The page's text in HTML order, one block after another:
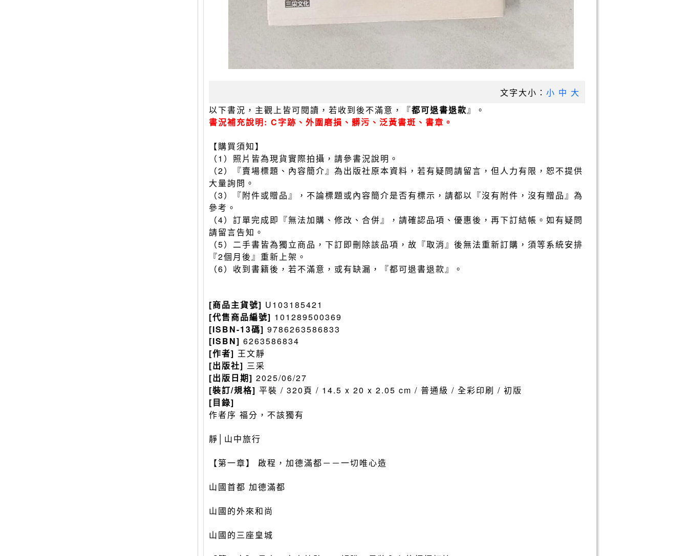
文字大小： 小 中 大
以下書況，主觀上皆可閱讀，若收到後不滿意，『都可退書退款』。
書況補充說明: C字跡、外圍磨損、髒污、泛黃書斑、書章。
【購買須知】
（1）照片皆為現貨實際拍攝，請參書況說明。
（2）『賣場標題、內容簡介』為出版社原本資料，若有疑問請留言，但人力有限，恕不提供
大量詢問。
（3）『附件或贈品』，不論標題或內容簡介是否有標示，請都以『沒有附件，沒有贈品』為
參考。
（4）訂單完成即『無法加購、修改、合併』，請確認品項、優惠後，再下訂結帳。如有疑問
請留言告知。
（5）二手書皆為獨立商品，下訂即刪除該品項，故『取消』後無法重新訂購，須等系統安排
『2個月後』重新上架。
（6）收到書籍後，若不滿意，或有缺漏，『都可退書退款』。
[商品主貨號] U103185421
[代售商品編號] 101289500369
[ISBN-13碼] 9786263586833
[ISBN] 6263586834
[作者] 王文靜
[出版社] 三采
[出版日期] 2025/06/27
[裝訂/規格] 平裝 / 320頁 / 14.5 x 20 x 2.05 cm / 普通級 / 全彩印刷 / 初版
[目錄]
作者序 福分，不該獨有
靜│山中旅行
【第一章】 啟程，加德滿都－－一切唯心造
山國首都 加德滿都
山國的外來和尚
山國的三座皇城